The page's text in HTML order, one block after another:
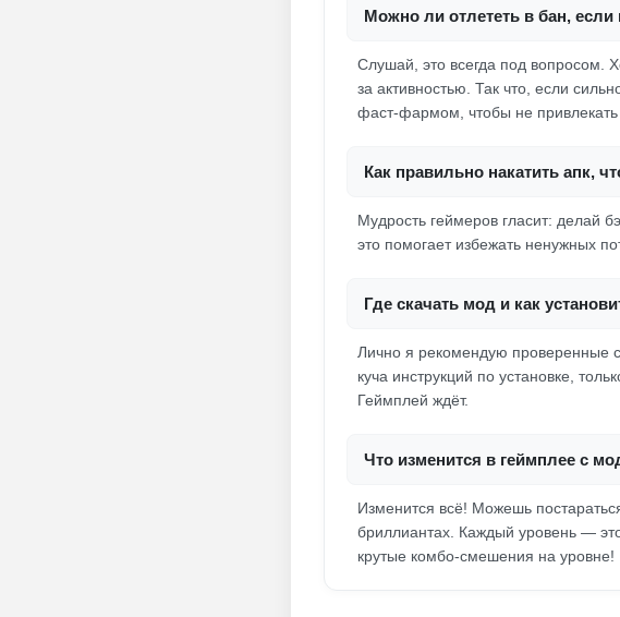
Можно ли отлететь в бан, если
Слушай, это всегда под вопросом.
за активностью. Так что, если
фаст-фармом, чтобы не
Как правильно накатить апк,
Мудрость геймеров гласит: делай
это помогает избежать ненужных
Где скачать мод и как
Лично я рекомендую проверенные
куча инструкций по установке,
Геймплей ждёт.
Что изменится в геймплее с
Изменится всё! Можешь
бриллиантах. Каждый уровень —
крутые комбо-смешения на уровне!